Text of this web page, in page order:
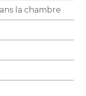
la chambre